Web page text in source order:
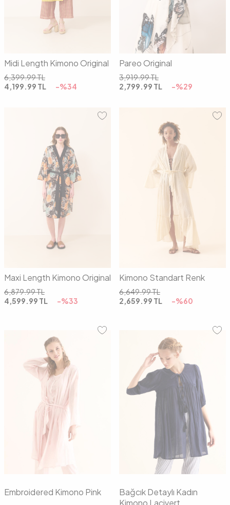
01 02
Midi Length Kimono Original
6,399.99TL
4,199.99 TL -%34
00
Pareo Original
3,919.99TL
2,799.99 TL -%29
01 02
Maxi Length Kimono Original
6,879.99TL
4,599.99 TL -%33
Kimono Standart Renk
6,649.99TL
2,659.99 TL -%60
03
Embroidered Kimono Pink
02
Bağcık Detaylı Kadın
Kimono Lacivert